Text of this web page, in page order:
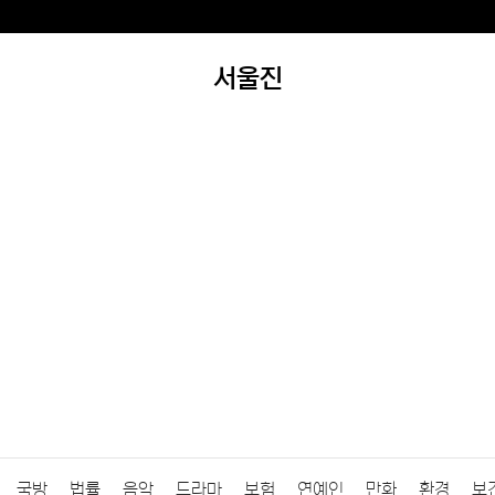
서울진
국방 법률 음악 드라마 보험 연예인 만화 환경 보